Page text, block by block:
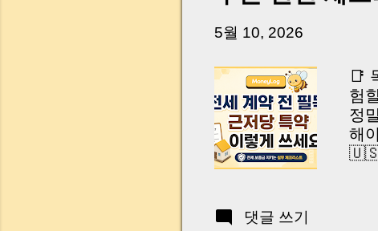
5월 10, 2026
📑
험
정
해
🇺🇸
댓글 쓰기